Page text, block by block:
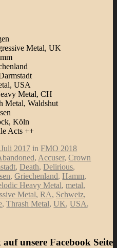
Metal, UK
USA
Metal, CH
Metal, Waldshut
Köln
Acts ++
2017 inFMO 2018
, Accuser,Crown
,Death,Delirious,
,Griechenland,Hamm,
Heavy Metal,metal,
Metal,RA, Schweiz,
,Thrash Metal,UK,USA,
unsere Facebook Seite